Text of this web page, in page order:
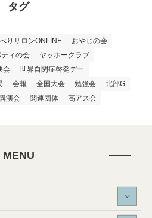
タグ
りサロンONLINE
おやじの会
ティの会
ヤッホークラブ
会
世界自閉症啓発デー
会報 全国大会 勉強会
北部G
演会 関連団体 高アス会
MENU